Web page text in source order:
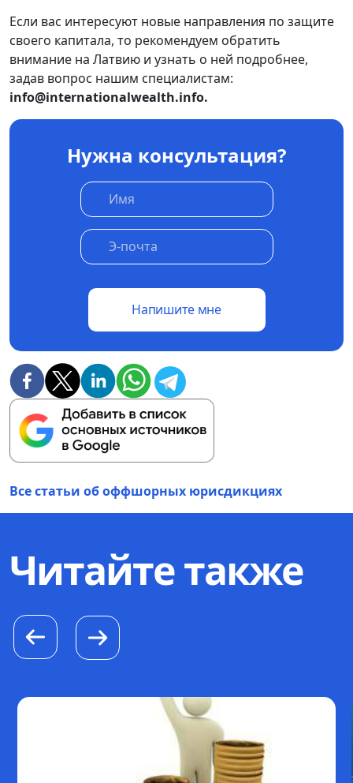
Если вас интересуют новые направления по защите
своего капитала, то рекомендуем обратить
внимание на Латвию и узнать о ней подробнее,
задав вопрос нашим специалистам:
info@internationalwealth.info.
Нужна консультация?
Напишите мне
Все статьи об оффшорных юрисдикциях
Читайте также